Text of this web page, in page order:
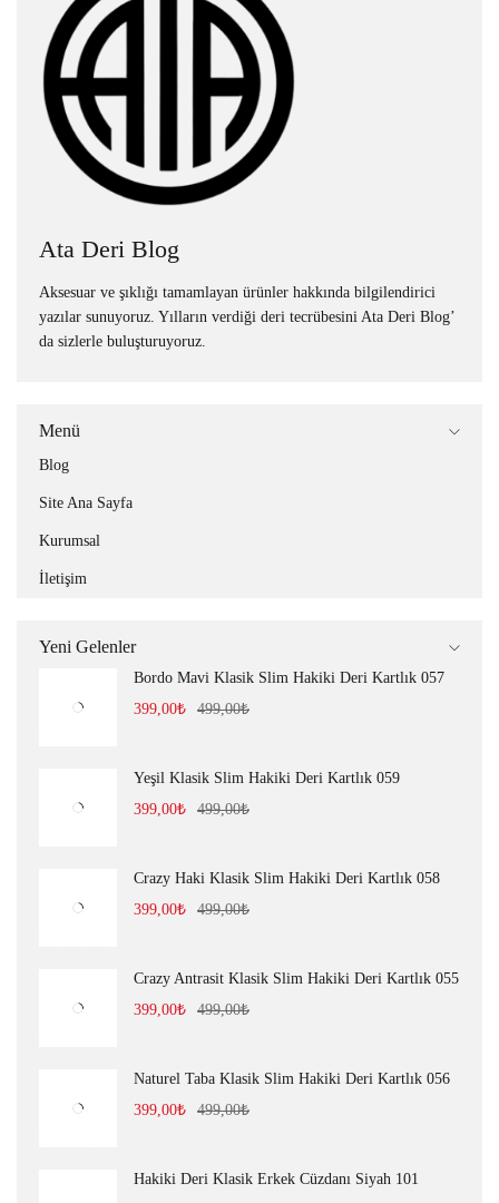
Ata Deri Blog
Aksesuar ve şıklığı tamamlayan ürünler hakkında bilgilendirici
yazılar sunuyoruz. Yılların verdiği deri tecrübesini Ata Deri Blog’
da sizlerle buluşturuyoruz.
Menü
Blog
Site Ana Sayfa
Kurumsal
İletişim
Yeni Gelenler
Bordo Mavi Klasik Slim Hakiki Deri Kartlık 057
499,00₺
399,00₺
Yeşil Klasik Slim Hakiki Deri Kartlık 059
499,00₺
399,00₺
Crazy Haki Klasik Slim Hakiki Deri Kartlık 058
499,00₺
399,00₺
Crazy Antrasit Klasik Slim Hakiki Deri Kartlık 055
499,00₺
399,00₺
Naturel Taba Klasik Slim Hakiki Deri Kartlık 056
499,00₺
399,00₺
Hakiki Deri Klasik Erkek Cüzdanı Siyah 101